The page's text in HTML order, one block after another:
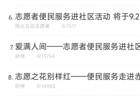
志愿者便民服务进社区活动 将于
闽北互动志愿者 7517
爱满人间——志愿者便民服务进社
财神 13754
志愿之花别样红——便民服务走进
财神 14983